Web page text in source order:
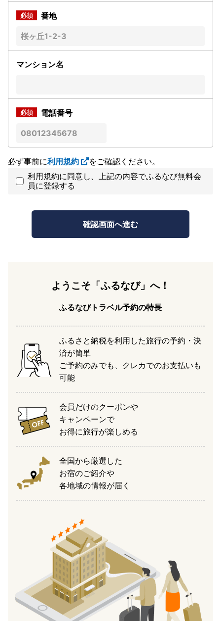
番地
マンション名
電話番号
必ず事前に利用規約
をご確認ください。
利用規約に同意し、上記の内容でふるなび無料会
員に登録する
ようこそ「ふるなび」へ！
ふるなびトラベル予約の特長
ふるさと納税を利用した旅行の予約・決
済が簡単
ご予約のみでも、クレカでのお支払いも
可能
会員だけのクーポンや
キャンペーンで
お得に旅行が楽しめる
全国から厳選した
お宿のご紹介や
各地域の情報が届く